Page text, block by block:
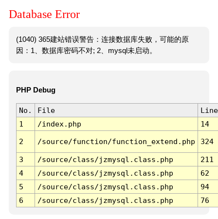
Database Error
(1040) 365建站错误警告：连接数据库失败，可能的原
因：1、数据库密码不对; 2、mysql未启动。
PHP Debug
No. File
Line
1
/index.php 14
2 /source/function/function_extend.php 324
3 /source/class/jzmysql.class.php
211
4
/source/class/jzmysql.class.php
62
5
/source/class/jzmysql.class.php
94
6
/source/class/jzmysql.class.php 76